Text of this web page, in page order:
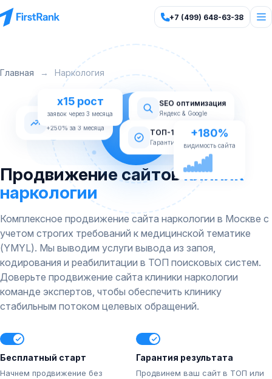
+7 (499) 648-63-38
Главная → Наркология
Продвижение сайтовклиник
наркологии
Комплексное продвижение сайта наркологии в Москве с
учетом строгих требований к медицинской тематике
(YMYL). Мы выводим услуги вывода из запоя,
кодирования и реабилитации в ТОП поисковых систем.
Доверьте продвижение сайта клиники наркологии
команде экспертов, чтобы обеспечить клинику
стабильным потоком целевых обращений.
Бесплатный старт
Начнем продвижение без
Гарантия результата
Продвинем ваш сайт в ТОП или
SEO оптимизация
Яндекс & Google
Рост трафика
+250% за 3 месяца ТОП-10 Яндекс
Гарантия по договору
x15 рост
заявок через 3 месяца
+180%
видимость сайта